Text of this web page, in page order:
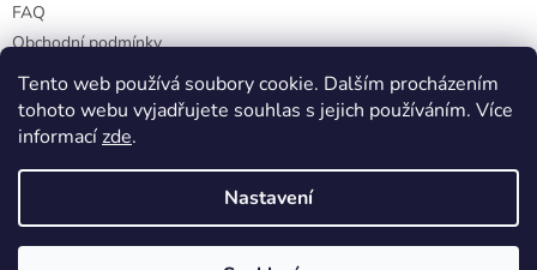
Tento web používá soubory cookie. Dalším procházením
tohoto webu vyjadřujete souhlas s jejich používáním. Více
informacízde.
Nastavení
FAQ
Obchodní podmínky
Podmínky ochrany osobních údajů
Vytvořil Shoptet
Copyright 2026Woodea. Všechna práva vyhrazena.Upravit